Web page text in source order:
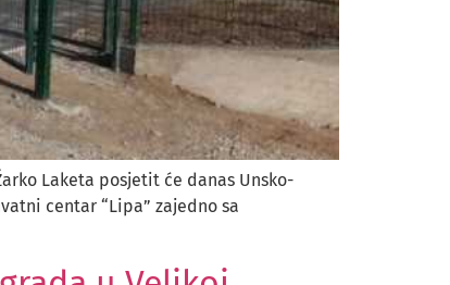
Laketa posjetit će danas Unsko-
centar “Lipa” zajedno sa